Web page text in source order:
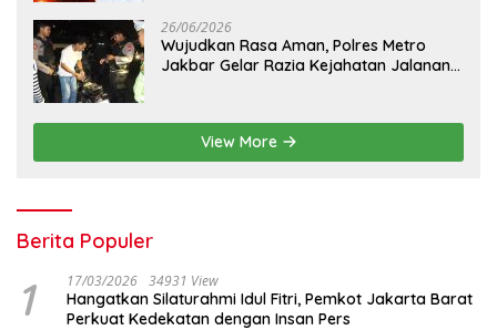
26/06/2026
Wujudkan Rasa Aman, Polres Metro
Jakbar Gelar Razia Kejahatan Jalanan
View More
Berita Populer
1 17/03/2026 34931 View
Hangatkan Silaturahmi Idul Fitri, Pemkot Jakarta Barat
Perkuat Kedekatan dengan Insan Pers